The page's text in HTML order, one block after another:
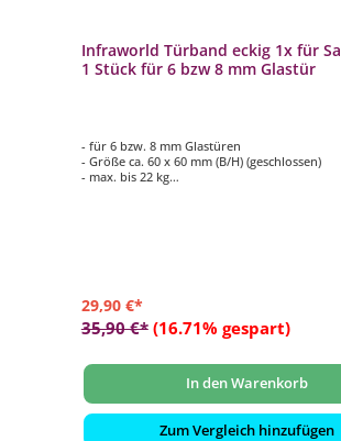
Infraworld Türband eckig 1x für
1 Stück für 6 bzw 8 mm Glastür
- für 6 bzw. 8 mm Glastüren
- Größe ca. 60 x 60 mm (B/H) (geschlossen)
- max. bis 22 kg
29,90 €*
35,90 €* (16.71% gespart)
In den Warenkorb
Zum Vergleich hinzufügen